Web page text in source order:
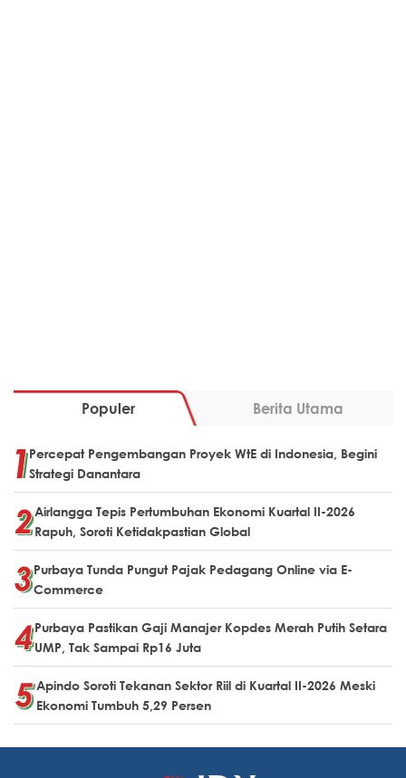
Populer Berita Utama
Percepat Pengembangan Proyek WtE di Indonesia, Begini
Strategi Danantara
Airlangga Tepis Pertumbuhan Ekonomi Kuartal II-2026
Rapuh, Soroti Ketidakpastian Global
Purbaya Tunda Pungut Pajak Pedagang Online via E-
Commerce
Purbaya Pastikan Gaji Manajer Kopdes Merah Putih Setara
UMP, Tak Sampai Rp16 Juta
Apindo Soroti Tekanan Sektor Riil di Kuartal II-2026 Meski
Ekonomi Tumbuh 5,29 Persen